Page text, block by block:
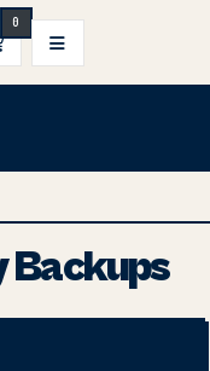
0
CARRO DE PEDIDOS
Backups